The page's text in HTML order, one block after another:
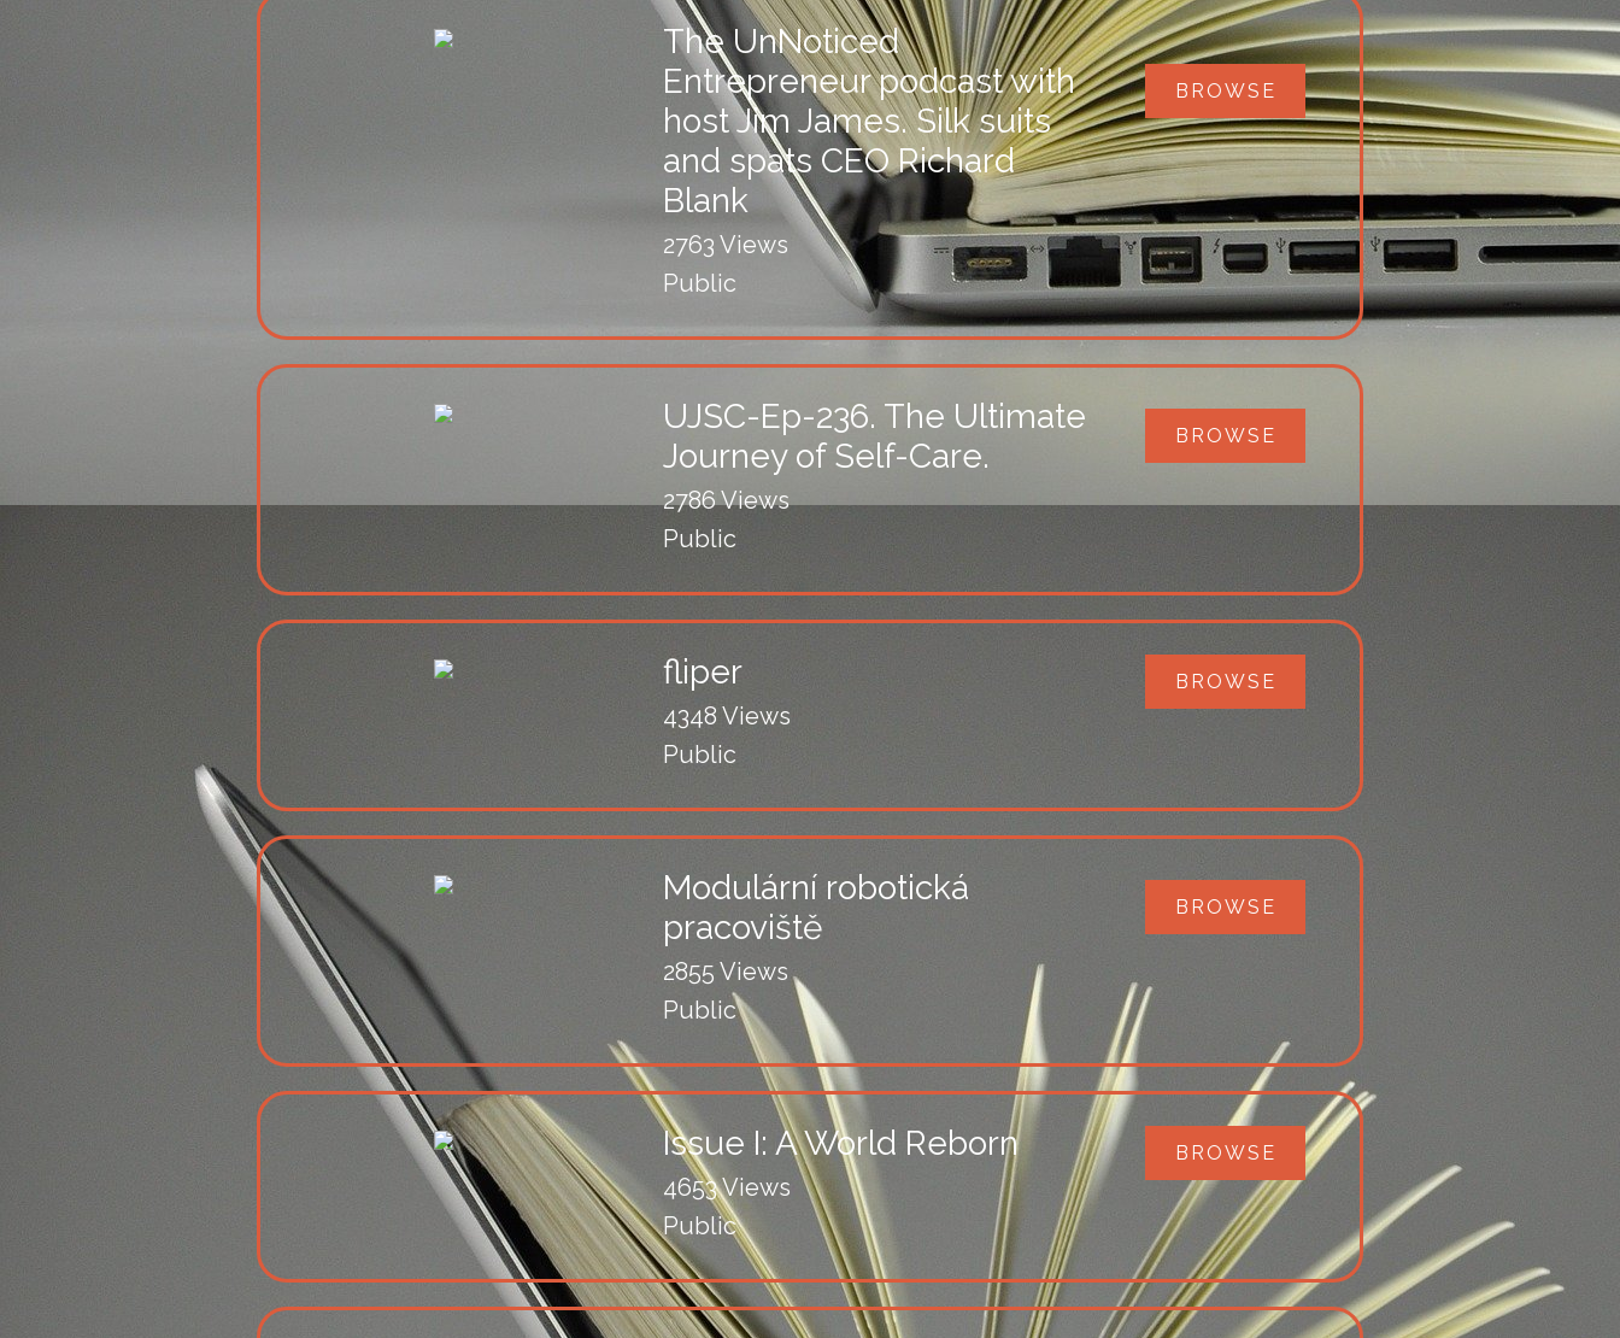
The UnNoticed
Entrepreneur podcast with
host Jim James. Silk suits
and spats CEO Richard
Blank
2763 Views
Public
BROWSE
UJSC-Ep-236. The Ultimate
Journey of Self-Care.
2786 Views
Public
BROWSE
fliper
4348 Views
Public
BROWSE
Modulární robotická
pracoviště
2855 Views
Public
BROWSE
Issue I: A World Reborn
4653 Views
Public
BROWSE